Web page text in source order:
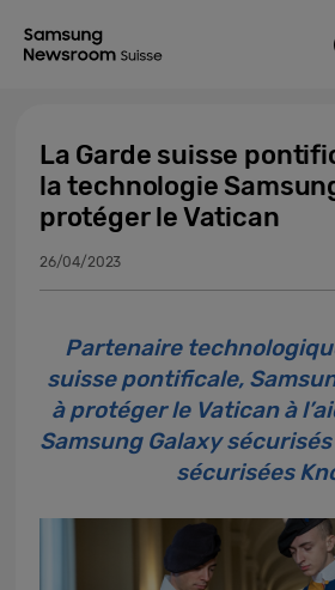
La Garde suisse
la technologie
protéger le Vatican
26/04/2023
Partenaire
suisse pontificale,
à protéger le Vatican à
Samsung Galaxy
sécurisées